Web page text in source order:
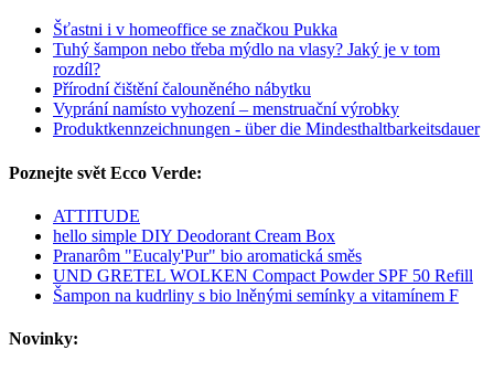
Šťastni i v homeoffice se značkou Pukka
Tuhý šampon nebo třeba mýdlo na vlasy? Jaký je v tom
rozdíl?
Přírodní čištění čalouněného nábytku
Vyprání namísto vyhození – menstruační výrobky
Produktkennzeichnungen - über die Mindesthaltbarkeitsdauer
Poznejte svět Ecco Verde:
ATTITUDE
hello simple DIY Deodorant Cream Box
Pranarôm "Eucaly'Pur" bio aromatická směs
UND GRETEL WOLKEN Compact Powder SPF 50 Refill
Šampon na kudrliny s bio lněnými semínky a vitamínem F
Novinky: